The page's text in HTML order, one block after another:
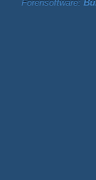
Forensoftware: